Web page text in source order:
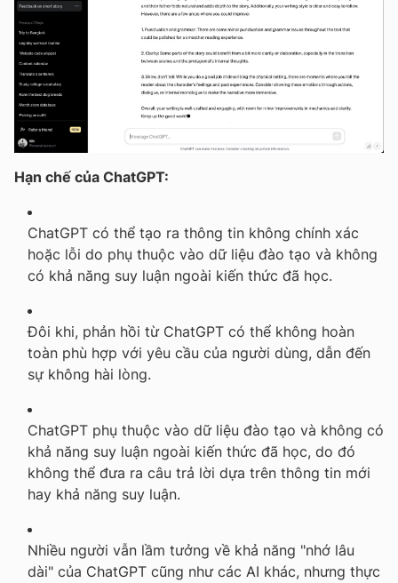
Hạn chế của ChatGPT:
ChatGPT có thể tạo ra thông tin không chính xác
hoặc lỗi do phụ thuộc vào dữ liệu đào tạo và không
có khả năng suy luận ngoài kiến thức đã học.
Đôi khi, phản hồi từ ChatGPT có thể không hoàn
toàn phù hợp với yêu cầu của người dùng, dẫn đến
sự không hài lòng.
ChatGPT phụ thuộc vào dữ liệu đào tạo và không có
khả năng suy luận ngoài kiến thức đã học, do đó
không thể đưa ra câu trả lời dựa trên thông tin mới
hay khả năng suy luận.
Nhiều người vẫn lầm tưởng về khả năng "nhớ lâu
dài" của ChatGPT cũng như các AI khác, nhưng thực